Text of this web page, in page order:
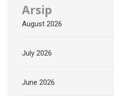
Arsip
August 2026
July 2026
June 2026